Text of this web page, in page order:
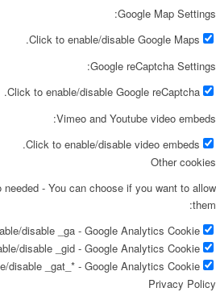
Google Map Settings:
Click to enable/disable Google Maps.
Google reCaptcha Settings:
Click to enable/disable Google reCaptcha.
Vimeo and Youtube video embeds:
Click to enable/disable video embeds.
Other cookies
- You can choose if you want to allow
them:
disable _ga - Google Analytics Cookie.
disable _gid - Google Analytics Cookie.
disable _gat_* - Google Analytics Cookie.
Privacy Policy